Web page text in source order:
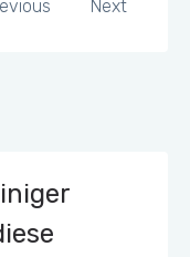
Next